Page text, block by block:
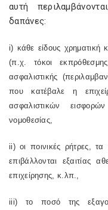
αυτή
δαπάνες:
i) κάθε είδους χρηματική
(π.χ. τόκοι
ασφαλιστικής
που κατέβαλε η
ασφαλιστικών
νομοθεσίας,
ii) οι ποινικές ρήτρες,
επιβάλλονται εξαιτίας
επιχείρησης, κ.λπ.,
iii) το ποσό της